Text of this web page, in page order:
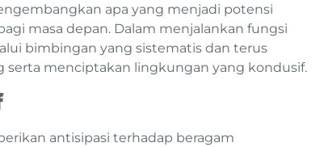
apa yang menjadi potensi
masa depan. Dalam menjalankan fungsi
bimbingan yang sistematis dan terus
serta menciptakan lingkungan yang kondusif.
antisipasi terhadap beragam